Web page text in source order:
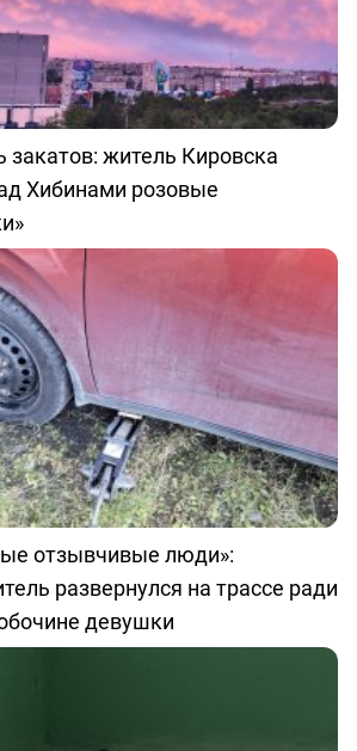
закатов: житель Кировска
Хибинами розовые
отзывчивые люди»:
развернулся на трассе ради
девушки